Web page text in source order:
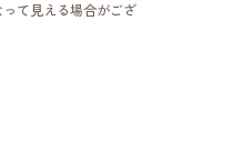
て見える場合がござ